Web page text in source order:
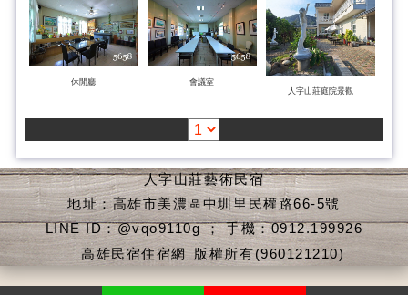
休閒廳
會議室
人字山莊庭院景觀
人字山莊藝術民宿
地址：高雄市美濃區中圳里民權路66-5號
LINE ID：@vqo9110g ； 手機：0912.199926
高雄民宿住宿網 版權所有(960121210)